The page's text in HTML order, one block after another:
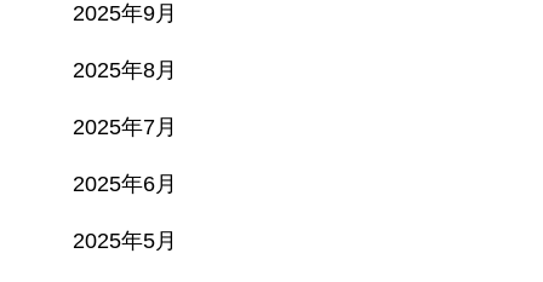
2025年9月
2025年8月
2025年7月
2025年6月
2025年5月